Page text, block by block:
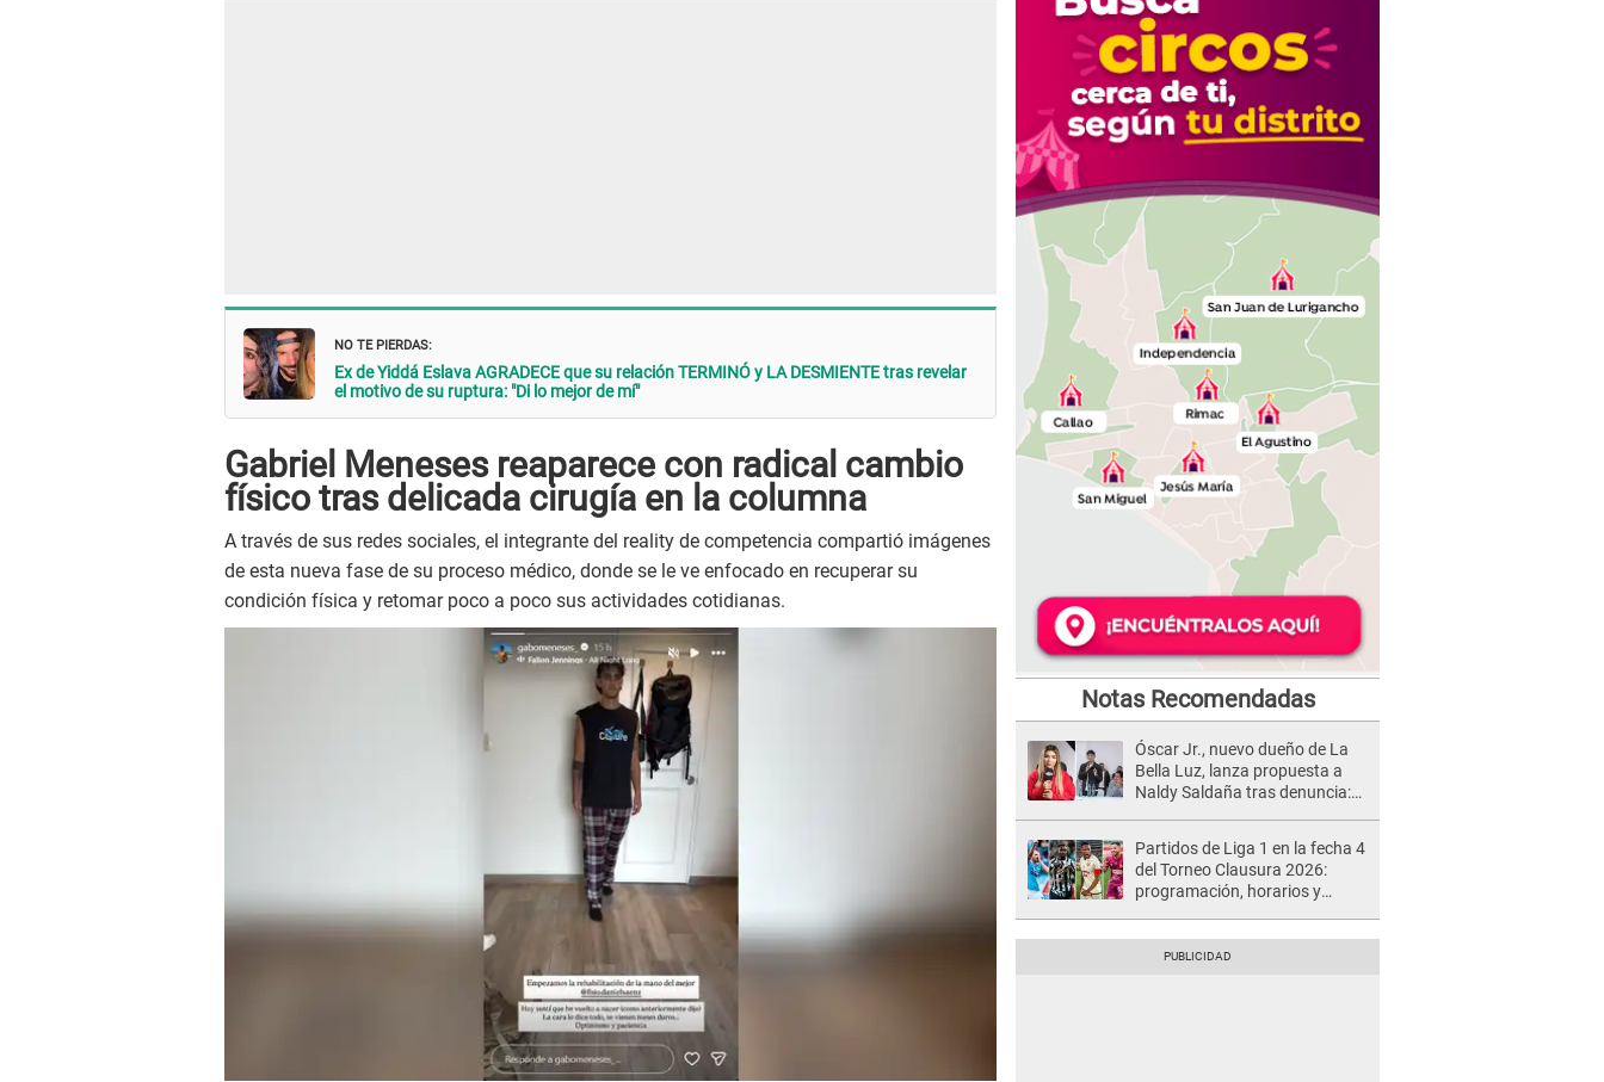
NO TE PIERDAS:
Ex de Yiddá Eslava AGRADECE que su relación TERMINÓ y LA DESMIENTE tras revelar
el motivo de su ruptura: "Di lo mejor de mí"
Gabriel Meneses reaparece con radical cambio
físico tras delicada cirugía en la columna
A través de sus redes sociales, el integrante del reality de competencia compartió imágenes
de esta nueva fase de su proceso médico, donde se le ve enfocado en recuperar su
condición física y retomar poco a poco sus actividades cotidianas.
Notas Recomendadas
Óscar Jr., nuevo dueño de La
Bella Luz, lanza propuesta a
Naldy Saldaña tras denuncia:
Partidos de Liga 1 en la fecha 4
del Torneo Clausura 2026:
programación, horarios y